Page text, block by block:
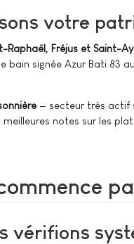
votre
Raphaël, Fréjus et Saint-
bain signée Azur Bati 83
— secteur très actif
notes sur les
vérifions